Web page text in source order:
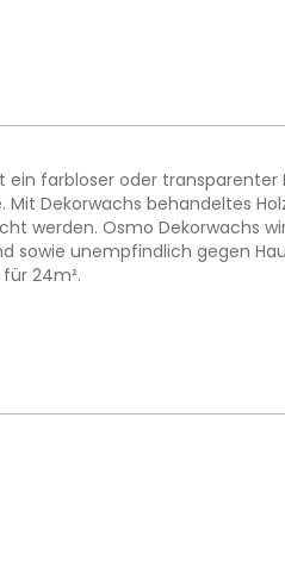
farbloser oder transparenter
Dekorwachs behandeltes
werden. Osmo Dekorwachs
sowie unempfindlich gegen
24m².